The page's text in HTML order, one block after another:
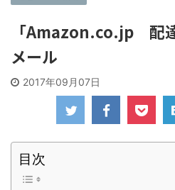
「Amazon.co.jp 配
メール
2017年09月07日
目次